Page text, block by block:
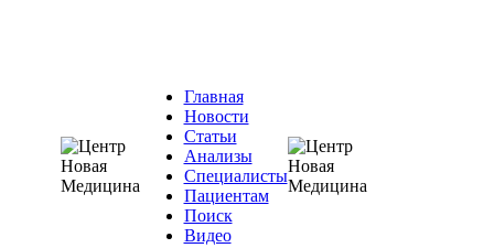
Главная
Новости
Статьи
Анализы
Специалисты
Пациентам
Поиск
Видео